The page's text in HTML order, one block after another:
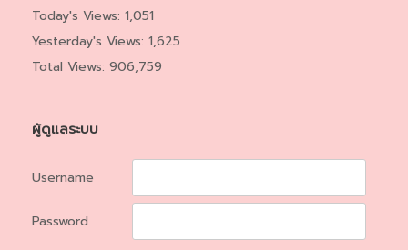
Today's Views: 1,051
Yesterday's Views: 1,625
Total Views: 906,759
ผู้ดูแลระบบ
Username
Password